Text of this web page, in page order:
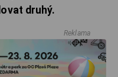
druhý.
Reklama